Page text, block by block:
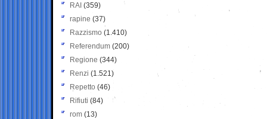
RAI (359)
rapine (37)
Razzismo (1.410)
Referendum (200)
Regione (344)
Renzi (1.521)
Repetto (46)
Rifiuti (84)
rom (13)